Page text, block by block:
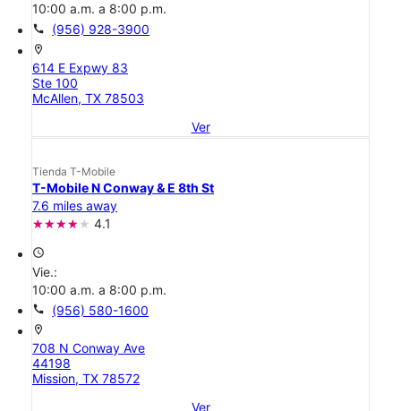
10:00 a.m. a 8:00 p.m.
call (956) 928-3900
location_on
614 E Expwy 83
Ste 100
McAllen, TX 78503
Ver
Tienda T-Mobile
T-Mobile N Conway & E 8th St
7.6 miles away
4.1
access_time
Vie.:
10:00 a.m. a 8:00 p.m.
call (956) 580-1600
location_on
708 N Conway Ave
44198
Mission, TX 78572
Ver